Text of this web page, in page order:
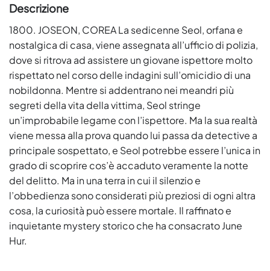
Descrizione
1800. JOSEON, COREA La sedicenne Seol, orfana e
nostalgica di casa, viene assegnata all’ufficio di polizia,
dove si ritrova ad assistere un giovane ispettore molto
rispettato nel corso delle indagini sull’omicidio di una
nobildonna. Mentre si addentrano nei meandri più
segreti della vita della vittima, Seol stringe
un’improbabile legame con l’ispettore. Ma la sua realtà
viene messa alla prova quando lui passa da detective a
principale sospettato, e Seol potrebbe essere l’unica in
grado di scoprire cos’è accaduto veramente la notte
del delitto. Ma in una terra in cui il silenzio e
l’obbedienza sono considerati più preziosi di ogni altra
cosa, la curiosità può essere mortale. Il raffinato e
inquietante mystery storico che ha consacrato June
Hur.